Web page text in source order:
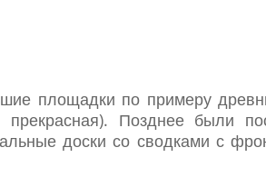
площадки по примеру
прекрасная). Позднее были
доски со сводками с